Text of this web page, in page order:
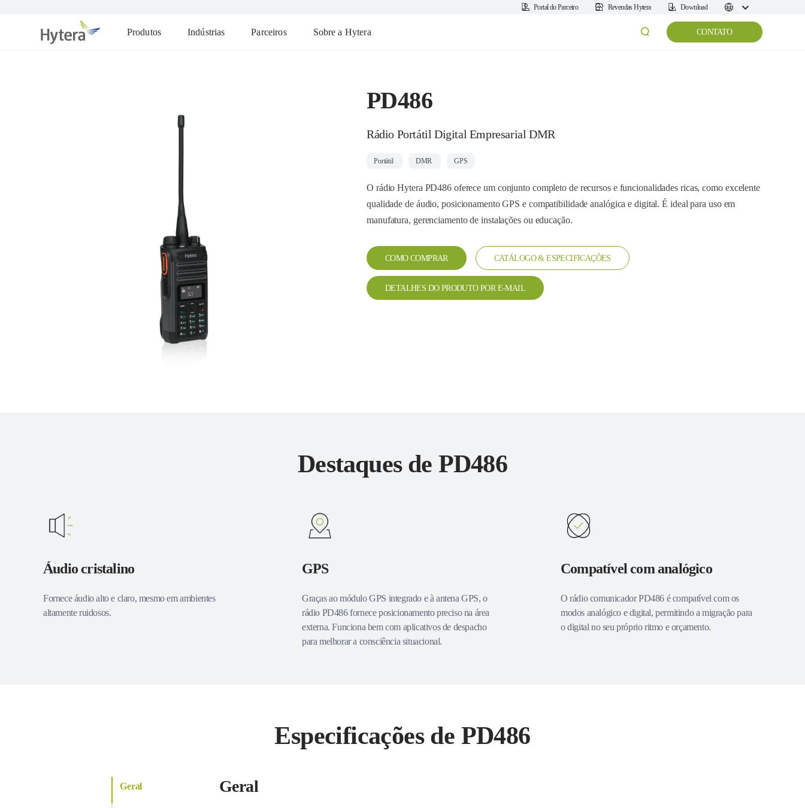
Portal do Parceiro Revendas Hytera Download
Produtos Indústrias Parceiros Sobre a Hytera CONTATO
PD486
Rádio Portátil Digital Empresarial DMR
Portátil DMR GPS
O rádio Hytera PD486 oferece um conjunto completo de recursos e funcionalidades ricas, como excelente
qualidade de áudio, posicionamento GPS e compatibilidade analógica e digital. É ideal para uso em
manufatura, gerenciamento de instalações ou educação.
COMO COMPRAR CATÁLOGO & ESPECIFICAÇÕES
DETALHES DO PRODUTO POR E-MAIL
Destaques de PD486
Áudio cristalino
Fornece áudio alto e claro, mesmo em ambientes
altamente ruidosos.
GPS
Graças ao módulo GPS integrado e à antena GPS, o
rádio PD486 fornece posicionamento preciso na área
externa. Funciona bem com aplicativos de despacho
para melhorar a consciência situacional.
Compatível com analógico
O rádio comunicador PD486 é compatível com os
modos analógico e digital, permitindo a migração para
o digital no seu próprio ritmo e orçamento.
Especificações de PD486
Geral Geral